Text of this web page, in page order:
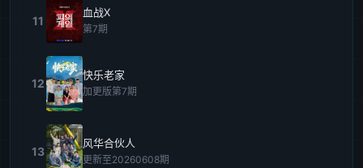
11
血战X
第7期
12
快乐老家
加更版第7期
13
风华合伙人
更新至20260608期